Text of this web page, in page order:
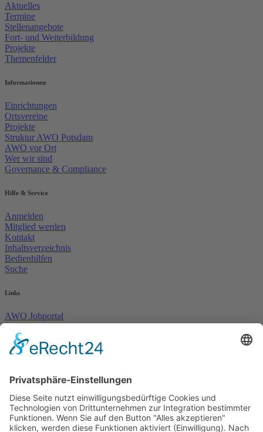
Aktuelles
Termine
Stellenangebote
Fort- und Weiterbildung
Projekte
Themenfelder
Informationen
Einrichtungen
Ortsvereine
Projekte
Struktur AWO Potsdam
AWO vor Ort
Wer wir sind
Governance & Compliance
Hilfe & Service
Anmelden
Mitglied werden
Kontakt
Inhaltsverzeichnis
Bedienhilfen
Suche
Links
AWO Jobportal
AWO Ehrenamt Portal
AWO Schulgesundheitsfachkräfte
AWO Bundesverband
AWO Junge Plattform
Arbeit mit Behinderung
AWO Büro Kindermut
Kulturland Brandenburg